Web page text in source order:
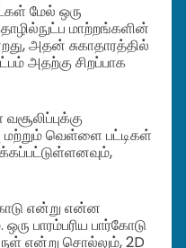
மேல் ஒரு
மாற்றங்களின்
அதன் சுகாதாரத்தில்
அதற்கு சிறப்பாக
மற்றும் வெள்ளை பட்டிகள்
என்று என்ன
பாரம்பரிய பார்கோடு
என்று சொல்லும், 2D